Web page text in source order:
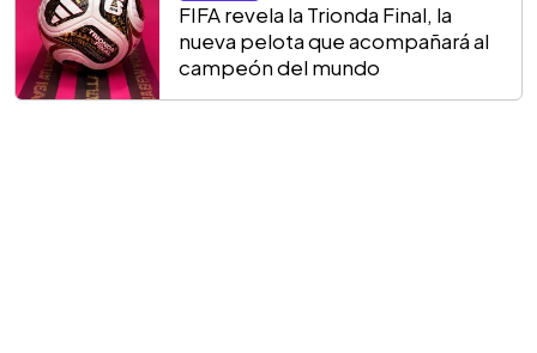
FIFA revela la Trionda Final, la
nueva pelota que acompañará al
campeón del mundo